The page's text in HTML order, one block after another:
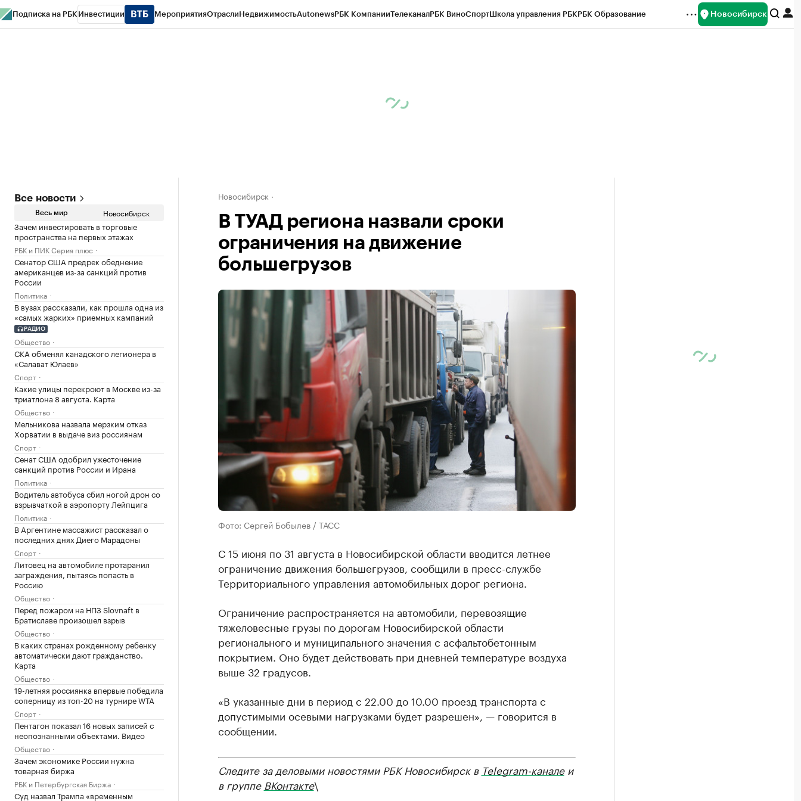
Подписка на РБК Инвестиции МероприятияОтраслиНедвижимостьAutonewsРБК КомпанииТелеканалРБК ВиноСпортШкола управления РБКРБК Образование Новосибирск
Все новости
Весь мир Новосибирск
Зачем инвестировать в торговые
пространства на первых этажах
РБК и ПИК Серия плюс
Сенатор США предрек обеднение
американцев из-за санкций против
России
Политика
В вузах рассказали, как прошла одна из
«самых жарких» приемных кампаний
РАДИО
Общество
СКА обменял канадского легионера в
«Салават Юлаев»
Спорт
Какие улицы перекроют в Москве из-за
триатлона 8 августа. Карта
Общество
Мельникова назвала мерзким отказ
Хорватии в выдаче виз россиянам
Спорт
Сенат США одобрил ужесточение
санкций против России и Ирана
Политика
Водитель автобуса сбил ногой дрон со
взрывчаткой в аэропорту Лейпцига
Политика
В Аргентине массажист рассказал о
последних днях Диего Марадоны
Спорт
Литовец на автомобиле протаранил
заграждения, пытаясь попасть в
Россию
Общество
Перед пожаром на НПЗ Slovnaft в
Братиславе произошел взрыв
Общество
В каких странах рожденному ребенку
автоматически дают гражданство.
Карта
Общество
19-летняя россиянка впервые победила
соперницу из топ-20 на турнире WTA
Спорт
Пентагон показал 16 новых записей с
неопознанными объектами. Видео
Общество
Зачем экономике России нужна
товарная биржа
РБК и Петербургская Биржа
Суд назвал Трампа «временным
Новосибирск
В ТУАД региона назвали сроки
ограничения на движение
большегрузов
Фото: Сергей Бобылев / ТАСС
С 15 июня по 31 августа в Новосибирской области вводится летнее
ограничение движения большегрузов, сообщили в пресс-службе
Территориального управления автомобильных дорог региона.
Ограничение распространяется на автомобили, перевозящие
тяжеловесные грузы по дорогам Новосибирской области
регионального и муниципального значения с асфальтобетонным
покрытием. Оно будет действовать при дневней температуре воздуха
выше 32 градусов.
«В указанные дни в период с 22.00 до 10.00 проезд транспорта с
допустимыми осевыми нагрузками будет разрешен», — говорится в
сообщении.
Следите за деловыми новостями РБК Новосибирск в Telegram-каналеи
в группе ВКонтакте\